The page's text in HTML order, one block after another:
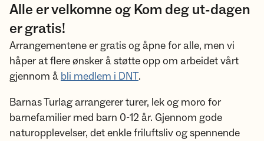
Alle er velkomne og Kom deg ut-dagen
er gratis!
Arrangementene er gratis og åpne for alle, men vi
håper at flere ønsker å støtte opp om arbeidet vårt
gjennom å bli medlem i DNT.
Barnas Turlag arrangerer turer, lek og moro for
barnefamilier med barn 0-12 år. Gjennom gode
naturopplevelser, det enkle friluftsliv og spennende